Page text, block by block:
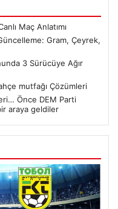
Maç Anlatımı
Gram, Çeyrek,
3 Sürücüye Ağır
mutfağı Çözümleri
Önce DEM Parti
araya geldiler